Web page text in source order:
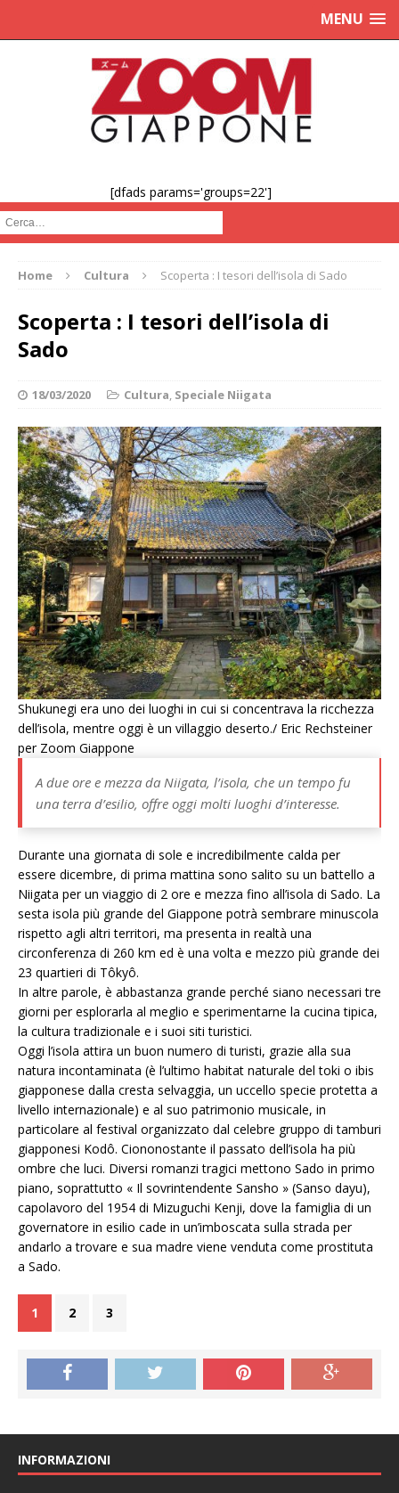
MENU
[dfads params='groups=22']
Cerca :
Home Cultura Scoperta : I tesori dell’isola di Sado
Scoperta : I tesori dell’isola di
Sado
18/03/2020 Cultura, Speciale Niigata
Shukunegi era uno dei luoghi in cui si concentrava la ricchezza
dell’isola, mentre oggi è un villaggio deserto./ Eric Rechsteiner
per Zoom Giappone
A due ore e mezza da Niigata, l’isola, che un tempo fu
una terra d’esilio, offre oggi molti luoghi d’interesse.
Durante una giornata di sole e incredibilmente calda per
essere dicembre, di prima mattina sono salito su un battello a
Niigata per un viaggio di 2 ore e mezza fino all’isola di Sado. La
sesta isola più grande del Giappone potrà sembrare minuscola
rispetto agli altri territori, ma presenta in realtà una
circonferenza di 260 km ed è una volta e mezzo più grande dei
23 quartieri di Tôkyô.
In altre parole, è abbastanza grande perché siano necessari tre
giorni per esplorarla al meglio e sperimentarne la cucina tipica,
la cultura tradizionale e i suoi siti turistici.
Oggi l’isola attira un buon numero di turisti, grazie alla sua
natura incontaminata (è l’ultimo habitat naturale del toki o ibis
giapponese dalla cresta selvaggia, un uccello specie protetta a
livello internazionale) e al suo patrimonio musicale, in
particolare al festival organizzato dal celebre gruppo di tamburi
giapponesi Kodô. Ciononostante il passato dell’isola ha più
ombre che luci. Diversi romanzi tragici mettono Sado in primo
piano, soprattutto « Il sovrintendente Sansho » (Sanso dayu),
capolavoro del 1954 di Mizuguchi Kenji, dove la famiglia di un
governatore in esilio cade in un’imboscata sulla strada per
andarlo a trovare e sua madre viene venduta come prostituta
a Sado.
1 2 3
INFORMAZIONI